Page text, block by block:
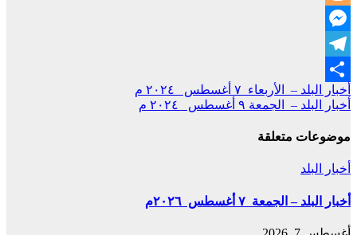
Blogger
Messenger
Telegram
Share
تصفّح
المقالات
أخبار البلد – الأربعاء ٧ أغسطس ٢٠٢٤ م
أخبار البلد – الجمعة ٩ أغسطس ٢٠٢٤ م
موضوعات متعلقة
أخبار البلد
أخبار البلد – الجمعة ٧ أغسطس ٢٠٢٦م